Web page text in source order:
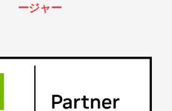
ージャー